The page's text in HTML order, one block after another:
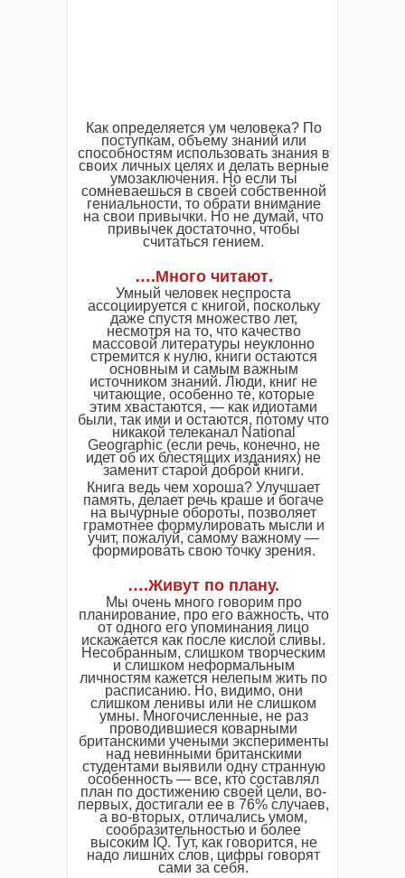
Как определяется ум человека? По
поступкам, объему знаний или
способностям использовать знания в
своих личных целях и делать верные
умозаключения. Но если ты
сомневаешься в своей собственной
гениальности, то обрати внимание
на свои привычки. Но не думай, что
привычек достаточно, чтобы
считаться гением.
….Много читают.
Умный человек неспроста
ассоциируется с книгой, поскольку
даже спустя множество лет,
несмотря на то, что качество
массовой литературы неуклонно
стремится к нулю, книги остаются
основным и самым важным
источником знаний. Люди, книг не
читающие, особенно те, которые
этим хвастаются, — как идиотами
были, так ими и остаются, потому что
никакой телеканал National
Geographic (если речь, конечно, не
идет об их блестящих изданиях) не
заменит старой доброй книги.
Книга ведь чем хороша? Улучшает
память, делает речь краше и богаче
на вычурные обороты, позволяет
грамотнее формулировать мысли и
учит, пожалуй, самому важному —
формировать свою точку зрения.
….Живут по плану.
Мы очень много говорим про
планирование, про его важность, что
от одного его упоминания лицо
искажается как после кислой сливы.
Несобранным, слишком творческим
и слишком неформальным
личностям кажется нелепым жить по
расписанию. Но, видимо, они
слишком ленивы или не слишком
умны. Многочисленные, не раз
проводившиеся коварными
британскими учеными эксперименты
над невинными британскими
студентами выявили одну странную
особенность — все, кто составлял
план по достижению своей цели, во-
первых, достигали ее в 76% случаев,
а во-вторых, отличались умом,
сообразительностью и более
высоким IQ. Тут, как говорится, не
надо лишних слов, цифры говорят
сами за себя.